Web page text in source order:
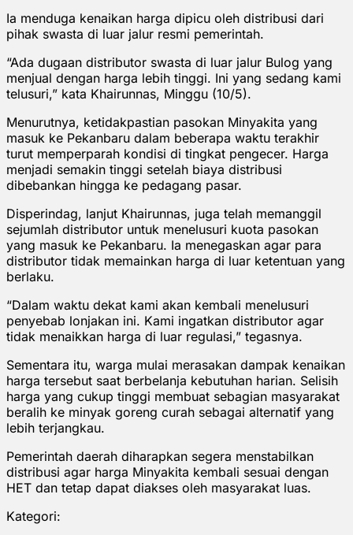
Ia menduga kenaikan harga dipicu oleh distribusi dari
pihak swasta di luar jalur resmi pemerintah.
“Ada dugaan distributor swasta di luar jalur Bulog yang
menjual dengan harga lebih tinggi. Ini yang sedang kami
telusuri,” kata Khairunnas, Minggu (10/5).
Menurutnya, ketidakpastian pasokan Minyakita yang
masuk ke Pekanbaru dalam beberapa waktu terakhir
turut memperparah kondisi di tingkat pengecer. Harga
menjadi semakin tinggi setelah biaya distribusi
dibebankan hingga ke pedagang pasar.
Disperindag, lanjut Khairunnas, juga telah memanggil
sejumlah distributor untuk menelusuri kuota pasokan
yang masuk ke Pekanbaru. Ia menegaskan agar para
distributor tidak memainkan harga di luar ketentuan yang
berlaku.
“Dalam waktu dekat kami akan kembali menelusuri
penyebab lonjakan ini. Kami ingatkan distributor agar
tidak menaikkan harga di luar regulasi,” tegasnya.
Sementara itu, warga mulai merasakan dampak kenaikan
harga tersebut saat berbelanja kebutuhan harian. Selisih
harga yang cukup tinggi membuat sebagian masyarakat
beralih ke minyak goreng curah sebagai alternatif yang
lebih terjangkau.
Pemerintah daerah diharapkan segera menstabilkan
distribusi agar harga Minyakita kembali sesuai dengan
HET dan tetap dapat diakses oleh masyarakat luas.
Kategori: